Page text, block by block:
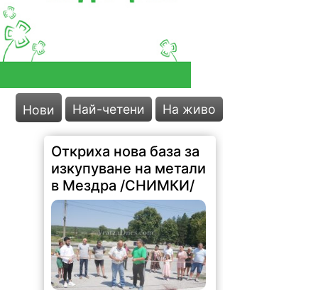
Нови Най-четени На живо
Откриха нова база за
изкупуване на метали
в Мездра /СНИМКИ/